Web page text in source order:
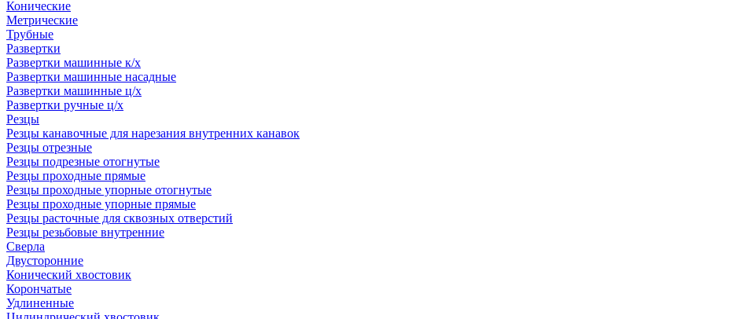
Конические
Метрические
Трубные
Развертки
Развертки машинные к/х
Развертки машинные насадные
Развертки машинные ц/х
Развертки ручные ц/х
Резцы
Резцы канавочные для нарезания внутренних канавок
Резцы отрезные
Резцы подрезные отогнутые
Резцы проходные прямые
Резцы проходные упорные отогнутые
Резцы проходные упорные прямые
Резцы расточные для сквозных отверстий
Резцы резьбовые внутренние
Сверла
Двусторонние
Конический хвостовик
Корончатые
Удлиненные